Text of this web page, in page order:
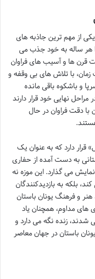
از مهم ترین جاذبه های
هر ساله به خود جذب می
قرن ها و آسیب های فراوان
با تلاش های بی وقفه و
و باشکوه باقی مانده
مراحل نهایی خود قرار دارند
دقت فراوان در حال
قرار دارد که به عنوان یک
به دست آمده از حفاری
می گذارد. این موزه نه
بلکه به بازدیدکنندگان
و فرهنگ یونان باستان
های مداوم، همچنان یاد
شدند، زنده نگه می دارد و
باستان در جهان معاصر